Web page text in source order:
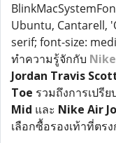
Ubuntu, Cantarell,
serif; font-size:
ทำความรู้จักกับ
Jordan Travis
Toe รวมถึงการเปรี
Mid และ Nike Air
เลือกซื้อรองเท้าที่ต